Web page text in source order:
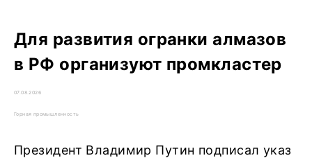
Для развития огранки алмазов
в РФ организуют промкластер
07.08.2026
Горная промышленность
Президент Владимир Путин подписал указ